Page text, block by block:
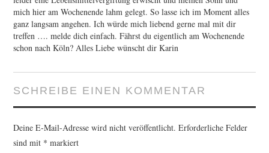
mich hier am Wochenende lahm gelegt. So lasse ich im Moment alles
ganz langsam angehen. Ich würde mich liebend gerne mal mit dir
treffen …. melde dich einfach. Fährst du eigentlich am Wochenende
schon nach Köln? Alles Liebe wünscht dir Karin
SCHREIBE EINEN KOMMENTAR
Deine E-Mail-Adresse wird nicht veröffentlicht. Erforderliche Felder
sind mit * markiert